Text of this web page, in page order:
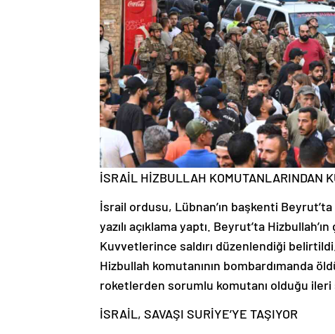
İSRAİL HİZBULLAH KOMUTANLARINDAN
İsrail ordusu, Lübnan’ın başkenti
yazılı açıklama yaptı. Beyrut’ta
Kuvvetlerince saldırı düzenlendiği
Hizbullah komutanının bombardımanda
roketlerden sorumlu komutanı olduğu ileri
İSRAİL, SAVAŞI SURİYE’YE TAŞIYOR